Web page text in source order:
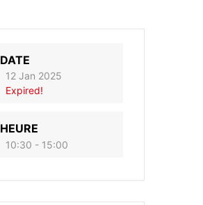
DATE
12 Jan 2025
Expired!
HEURE
10:30 - 15:00